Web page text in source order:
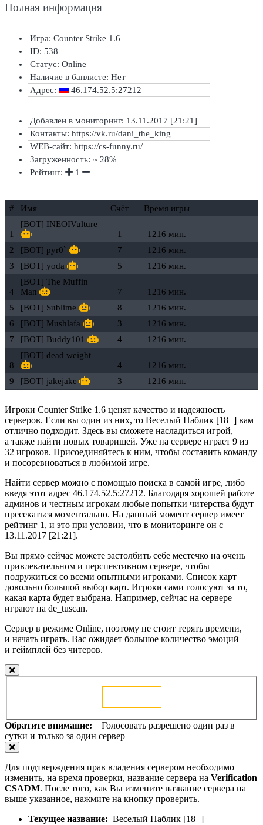
Полная информация
Игра: Counter Strike 1.6
ID: 538
Статус: Online
Наличие в банлисте: Нет
Адрес:
46.174.52.5:27212
Добавлен в мониторинг: 13.11.2017 [21:21]
Контакты: https://vk.ru/dani_the_king
WEB-сайт: https://cs-funny.ru/
Загруженность: ~ 28%
Рейтинг:
1
# Имя Счёт Время игры
1
[BOT] INEOIVulture
1
1216 мин.
2
[BOT] pyr0` 7
1216 мин.
3
[BOT] yoda 5 1216 мин.
4
[BOT] The Muffin
Man
7
1216 мин.
5
[BOT] Sublime 8
1216 мин.
6
[BOT] Mushlafa 3
1216 мин.
7
[BOT] Buddy101 4 1216 мин.
8
[BOT] dead weight
4
1216 мин.
9
[BOT] jakejake 3 1216 мин.
Игроки Counter Strike 1.6 ценят качество и надежность
серверов. Если вы один из них, то Веселый Паблик [18+] вам
отлично подходит. Здесь вы сможете насладиться игрой,
а также найти новых товарищей. Уже на сервере играет 9 из
32 игроков. Присоединяйтесь к ним, чтобы составить команду
и посоревноваться в любимой игре.
Найти сервер можно с помощью поиска в самой игре, либо
введя этот адрес 46.174.52.5:27212. Благодаря хорошей работе
админов и честным игрокам любые попытки читерства будут
пресекаться моментально. На данный момент сервер имеет
рейтинг 1, и это при условии, что в мониторинге он с
13.11.2017 [21:21].
Вы прямо сейчас можете застолбить себе местечко на очень
привлекательном и перспективном сервере, чтобы
подружиться со всеми опытными игроками. Список карт
довольно большой выбор карт. Игроки сами голосуют за то,
какая карта будет выбрана. Например, сейчас на сервере
играют на de_tuscan.
Сервер в режиме Online, поэтому не стоит терять времени,
и начать играть. Вас ожидает большое количество эмоций
и геймплей без читеров.
Обратите внимание: Голосовать разрешено один раз в
сутки и только за один сервер
Для подтверждения прав владения сервером необходимо
изменить, на время проверки, название сервера на Verification
CSADM. После того, как Вы измените название сервера на
выше указанное, нажмите на кнопку проверить.
Текущее название: Веселый Паблик [18+]